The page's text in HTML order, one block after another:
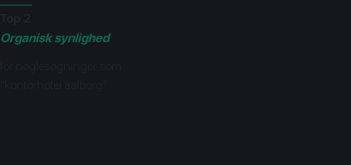
Organisk synlighed